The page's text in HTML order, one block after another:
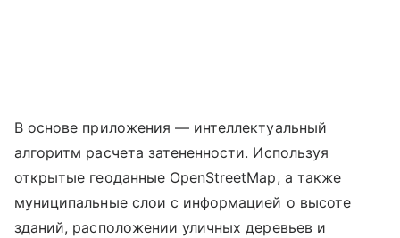
В основе приложения — интеллектуальный
алгоритм расчета затененности. Используя
открытые геоданные OpenStreetMap, а также
муниципальные слои с информацией о высоте
зданий, расположении уличных деревьев и